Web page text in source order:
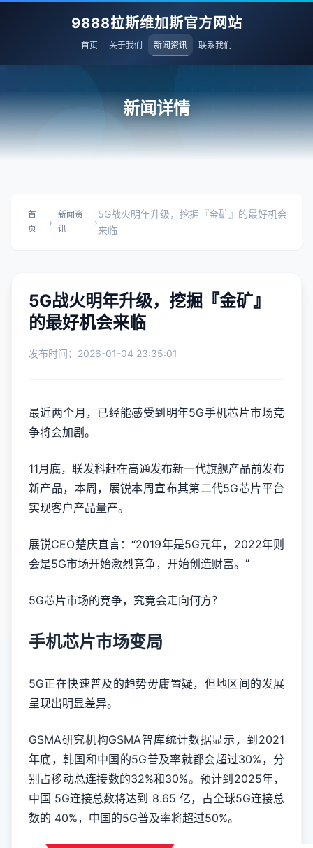
9888拉斯维加斯官方网站
首页 关于我们 新闻资讯 联系我们
新闻详情
首
页
›
新闻资
讯
›
5G战火明年升级，挖掘『金矿』的最好机会
来临
5G战火明年升级，挖掘『金矿』
的最好机会来临
发布时间：2026-01-04 23:35:01
最近两个月，已经能感受到明年5G手机芯片市场竞
争将会加剧。
11月底，联发科赶在高通发布新一代旗舰产品前发布
新产品，本周，展锐本周宣布其第二代5G芯片平台
实现客户产品量产。
展锐CEO楚庆直言：“2019年是5G元年，2022年则
会是5G市场开始激烈竞争，开始创造财富。”
5G芯片市场的竞争，究竟会走向何方？
手机芯片市场变局
5G正在快速普及的趋势毋庸置疑，但地区间的发展
呈现出明显差异。
GSMA研究机构GSMA智库统计数据显示，到2021
年底，韩国和中国的5G普及率就都会超过30%，分
别占移动总连接数的32%和30%。预计到2025年，
中国 5G连接总数将达到 8.65 亿，占全球5G连接总
数的 40%，中国的5G普及率将超过50%。